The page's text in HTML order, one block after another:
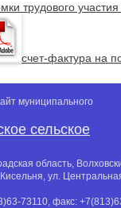
трудового
счет-фактура на
муниципального
сельское
область,
ул.
73110, факс: